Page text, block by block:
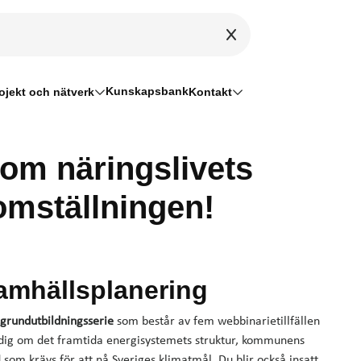
och nätverk KunskapsbankKontakt
näringslivets
som består av fem webbinarietillfällen
om det framtida energisystemets struktur, kommunens